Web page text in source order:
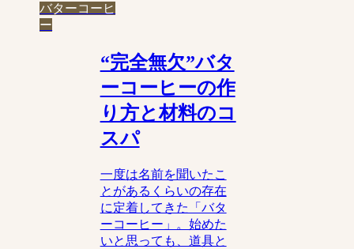
バターコーヒ
ー
“完全無欠”バタ
ーコーヒーの作
り方と材料のコ
スパ
一度は名前を聞いたこ
とがあるくらいの存在
に定着してきた「バタ
ーコーヒー」。始めた
いと思っても、道具と